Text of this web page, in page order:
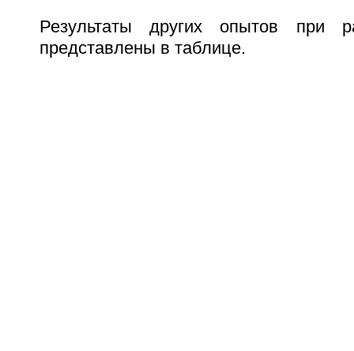
Результаты других опытов при
представлены в таблице.